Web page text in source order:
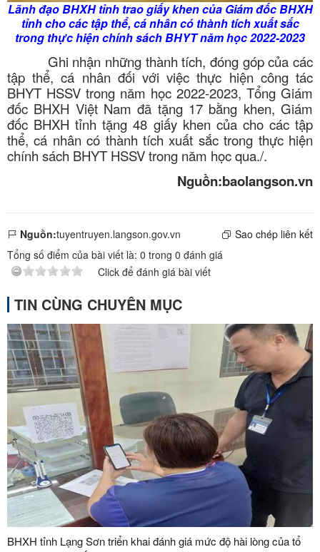
Lãnh đạo BHXH tỉnh trao giấy khen của Giám đốc BHXH
tỉnh cho các tập thể, cá nhân có thành tích xuất sắc
trong thực hiện chính sách BHYT năm học 2022-2023
Ghi nhận những thành tích, đóng góp của các
tập thể, cá nhân đối với việc thực hiện công tác
BHYT HSSV trong năm học 2022-2023, Tổng Giám
đốc BHXH Việt Nam đã tặng 17 bằng khen, Giám
đốc BHXH tỉnh tặng 48 giấy khen của cho các tập
thể, cá nhân có thành tích xuất sắc trong thực hiện
chính sách BHYT HSSV trong năm học qua./.
Nguồn:baolangson.vn
Nguồn:tuyentruyen.langson.gov.vn
Sao chép liên kết
Tổng số điểm của bài viết là: 0 trong 0 đánh giá
Click để đánh giá bài viết
TIN CÙNG CHUYÊN MỤC
BHXH tỉnh Lạng Sơn triển khai đánh giá mức độ hài lòng của tổ